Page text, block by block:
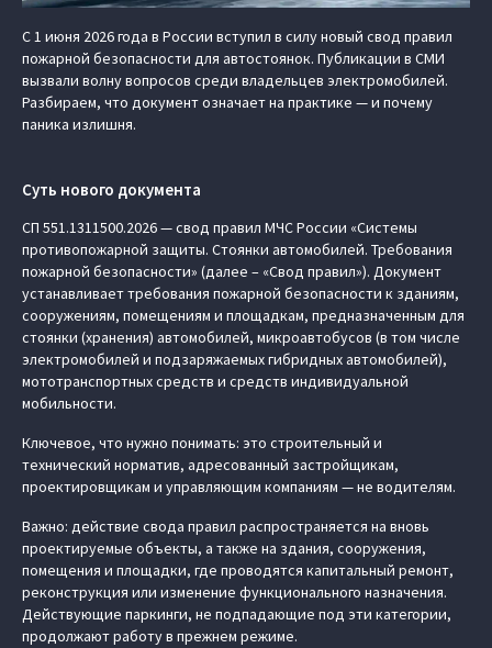
С 1 июня 2026 года в России вступил в силу новый свод правил
пожарной безопасности для автостоянок. Публикации в СМИ
вызвали волну вопросов среди владельцев электромобилей.
Разбираем, что документ означает на практике — и почему
паника излишня.
Суть нового документа
СП 551.1311500.2026 — свод правил МЧС России «Системы
противопожарной защиты. Стоянки автомобилей. Требования
пожарной безопасности» (далее – «Свод правил»). Документ
устанавливает требования пожарной безопасности к зданиям,
сооружениям, помещениям и площадкам, предназначенным для
стоянки (хранения) автомобилей, микроавтобусов (в том числе
электромобилей и подзаряжаемых гибридных автомобилей),
мототранспортных средств и средств индивидуальной
мобильности.
Ключевое, что нужно понимать: это строительный и
технический норматив, адресованный застройщикам,
проектировщикам и управляющим компаниям — не водителям.
Важно: действие свода правил распространяется на вновь
проектируемые объекты, а также на здания, сооружения,
помещения и площадки, где проводятся капитальный ремонт,
реконструкция или изменение функционального назначения.
Действующие паркинги, не подпадающие под эти категории,
продолжают работу в прежнем режиме.